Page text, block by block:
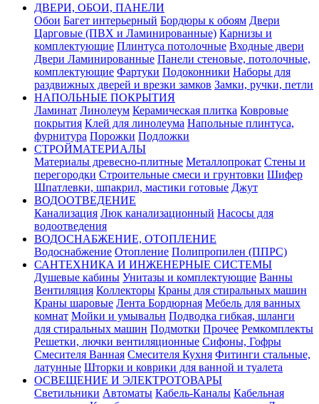
ДВЕРИ, ОБОИ, ПАНЕЛИ
Обои Багет интерьерный Бордюры к обоям Двери
Царговые (ПВХ и Ламинированные) Карнизы и
комплектующие Плинтуса потолочные Входные двери
Двери Ламинированные Панели стеновые, потолочные,
комплектующие Фартуки Подоконники Наборы для
раздвижных дверей и врезки замков Замки, ручки, петли
НАПОЛЬНЫЕ ПОКРЫТИЯ
Ламинат Линолеум Керамическая плитка Ковровые
покрытия Клей для линолеума Напольные плинтуса,
фурнитура Порожки Подложки
СТРОЙМАТЕРИАЛЫ
Материалы древесно-плитные Металлопрокат Стены и
перегородки Строительные смеси и грунтовки Шифер
Шпатлевки, шпакрил, мастики готовые Джут
ВОДООТВЕДЕНИЕ
Канализация Люк канализационный Насосы для
водоотведения
ВОДОСНАБЖЕНИЕ, ОТОПЛЕНИЕ
Водоснабжение Отопление Полипропилен (ППРС)
САНТЕХНИКА И ИНЖЕНЕРНЫЕ СИСТЕМЫ
Душевые кабины Унитазы и комплектующие Ванны
Вентиляция Коллекторы Краны для стиральных машин
Краны шаровые Лента Бордюрная Мебель для ванных
комнат Мойки и умывальн Подводка гибкая, шланги
для стиральных машин Подмотки Прочее Ремкомплекты
Решетки, лючки вентиляционные Сифоны, Гофры
Смесителя Ванная Смесителя Кухня Фитинги стальные,
латунные Шторки и коврики для ванной и туалета
ОСВЕЩЕНИЕ И ЭЛЕКТРОТОВАРЫ
Светильники Автоматы Кабель-Каналы Кабельная